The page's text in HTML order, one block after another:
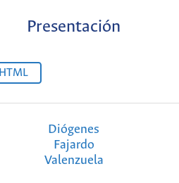
Presentación
HTML
Diógenes
Fajardo
Valenzuela